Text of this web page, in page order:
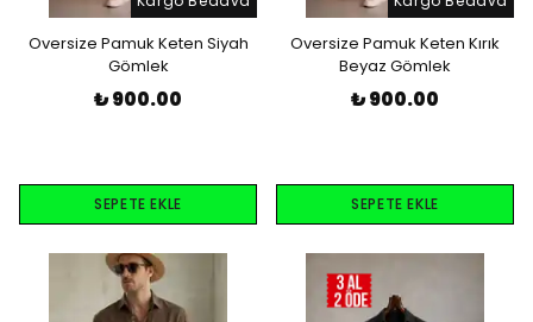
Oversize Pamuk Keten Siyah
Gömlek
₺ 900.00
SEPETE EKLE
Oversize Pamuk Keten Kırık
Beyaz Gömlek
₺ 900.00
SEPETE EKLE